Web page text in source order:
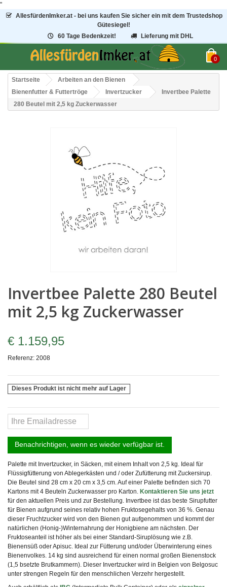
"
AllesfürdenImker.at - bei uns kaufen Sie sicher ein mit dem Trustedshop
Gütesiegel!
60 Tage Bedenkzeit!
Lieferung mit DHL
0
Startseite
Arbeiten an den Bienen
Bienenfutter & Futtertröge
Invertzucker
Invertbee Palette
280 Beutel mit 2,5 kg Zuckerwasser
Invertbee Palette 280 Beutel
mit 2,5 kg Zuckerwasser
€ 1.159,95
Referenz: 2008
Dieses Produkt ist nicht mehr auf Lager
Benachrichtigen, wenn es wieder verfügbar ist.
Palette mit Invertzucker, in Säcken, mit einem Inhalt von 2,5 kg. Ideal für
Flüssigfütterung von Ablegerkästen und / oder Zufütterung mit Zuckersirup.
Die Beutel sind 28 cm x 20 cm x 3,5 cm.Auf einer Palette befinden sich 70
Kartons mit 4 Beuteln Zuckerwasser pro Karton. Kontaktieren Sie uns jetzt
für den aktuellen Preis und zur Bestellung. Invertbee ist das beste Sirupfutter
für Bienen aufgrund seines relativ hohen Fruktosegehalts von 36 %. Genau
dieser Fruchtzucker wird von den Bienen gut aufgenommen und kommt der
natürlichen (Honig-)Winternahrung der Honigbiene am nächsten. Der
Fruktoseanteil ist höher als bei einer Standard-Siruplösung wie z.B.
Bienensüß oder Apisuc. Ideal zur Fütterung und/oder Überwinterung eines
Bienenvolkes. 14 kg sind ausreichend für einen normal großen Bienenstock
(1,5 bsetzte Brutkammern). Dieser Invertzucker wird in Belgien von Belgosuc
unter strengen Regeln für den menschlichen Verzehr hergestellt.